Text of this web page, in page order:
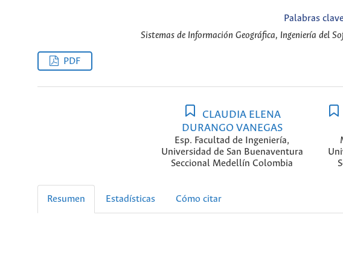
Palabras
Sistemas de Información Geográfica, Ingeniería del
PDF
CLAUDIA ELENA
DURANGO VANEGAS
Esp. Facultad de Ingeniería,
Universidad de San Buenaventura
Seccional Medellín Colombia
Resumen Estadísticas Cómo citar